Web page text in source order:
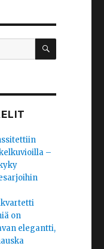
HAKU
–
on
elegantti,